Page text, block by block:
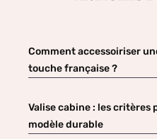
Comment accessoiriser
touche française ?
Valise cabine : les critères
modèle durable